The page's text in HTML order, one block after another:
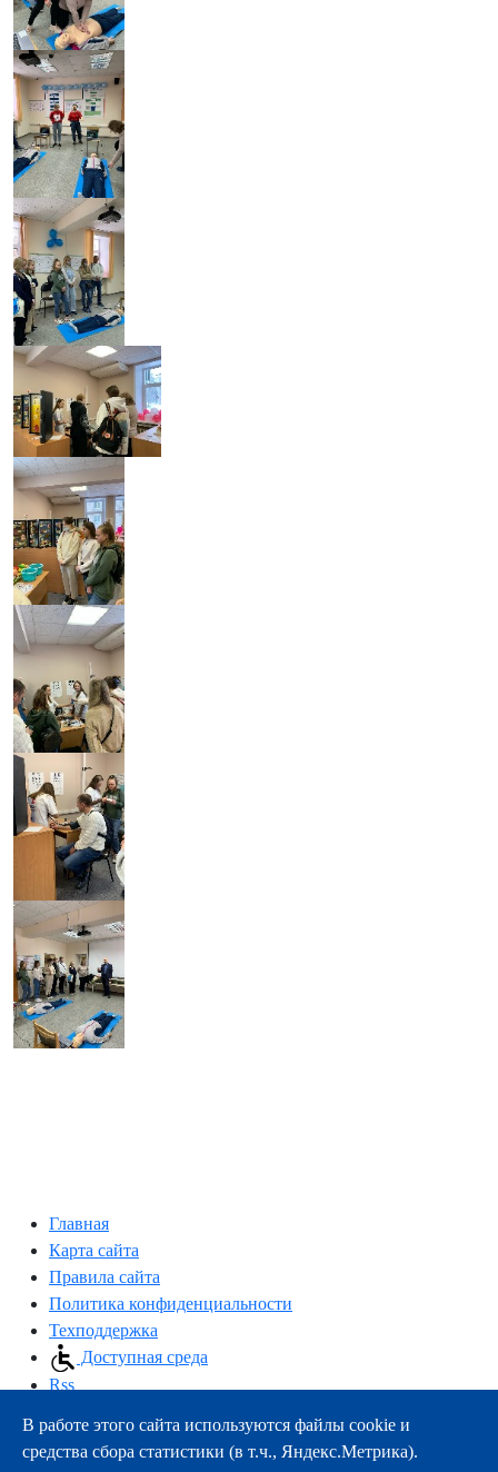
Главная
Карта сайта
Правила сайта
Политика конфиденциальности
Техподдержка
Доступная среда
Rss
163000, г.Архангельск, пр-т Троицкий, 51
тел.:+7 (8182) 21-11-63
В работе этого сайта используются файлы cookie и
средства сбора статистики (в т.ч., Яндекс.Метрика).